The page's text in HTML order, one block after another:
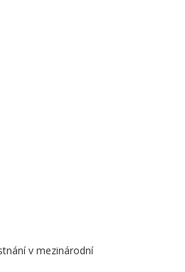
v mezinárodní